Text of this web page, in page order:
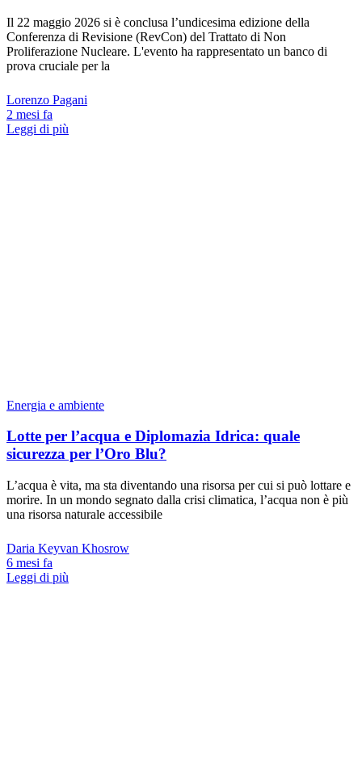
Il 22 maggio 2026 si è conclusa l’undicesima edizione della
Conferenza di Revisione (RevCon) del Trattato di Non
Proliferazione Nucleare. L'evento ha rappresentato un banco di
prova cruciale per la
Lorenzo Pagani
2 mesi fa
Leggi di più
Energia e ambiente
Lotte per l’acqua e Diplomazia Idrica: quale
sicurezza per l’Oro Blu?
L’acqua è vita, ma sta diventando una risorsa per cui si può lottare e
morire. In un mondo segnato dalla crisi climatica, l’acqua non è più
una risorsa naturale accessibile
Daria Keyvan Khosrow
6 mesi fa
Leggi di più